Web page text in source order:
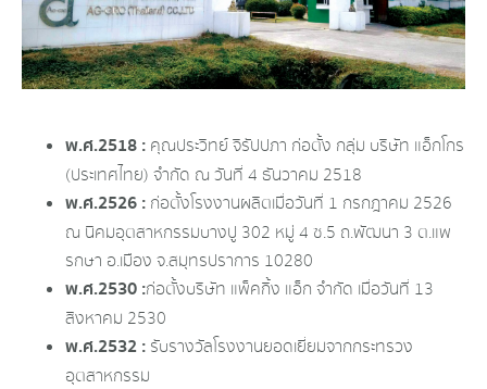
พ.ศ.2518 : คุณประวิทย์ จิรัปปภา ก่อตั้ง กลุ่ม บริษัท แอ็กโกร
(ประเทศไทย) จำกัด ณ วันที่ 4 ธันวาคม 2518
พ.ศ.2526 : ก่อตั้งโรงงานผลิตเมื่อวันที่ 1 กรกฎาคม 2526
ณ นิคมอุตสาหกรรมบางปู 302 หมู่ 4 ซ.5 ถ.พัฒนา 3 ต.แพ
รกษา อ.เมือง จ.สมุทรปราการ 10280
พ.ศ.2530 :ก่อตั้งบริษัท แพ็คกิ้ง แอ็ก จำกัด เมื่อวันที่ 13
สิงหาคม 2530
พ.ศ.2532 : รับรางวัลโรงงานยอดเยี่ยมจากกระทรวง
อุตสาหกรรม